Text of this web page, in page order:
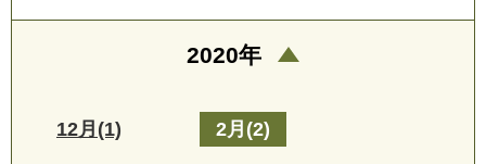
2020年
12月(1) 2月(2)